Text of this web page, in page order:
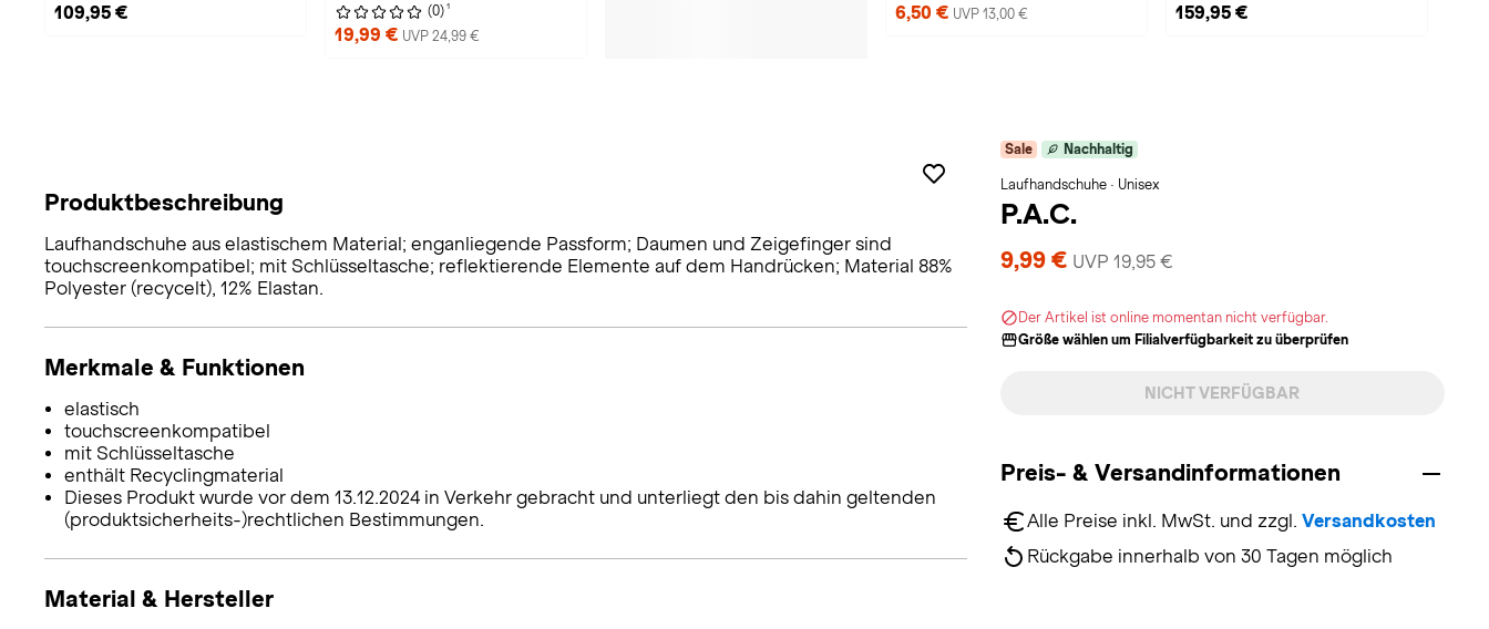
109,95 € (0) 1
19,99 € UVP 24,99 €
6,50 € UVP 13,00 € 159,95 €
Sale Nachhaltig
Laufhandschuhe · Unisex
P.A.C.
9,99 € UVP 19,95 €
Der Artikel ist online momentan nicht verfügbar.
Größe wählen um Filialverfügbarkeit zu überprüfen
NICHT VERFÜGBAR
Preis- & Versandinformationen
Alle Preise inkl. MwSt. und zzgl. Versandkosten
Rückgabe innerhalb von 30 Tagen möglich
Produktbeschreibung
Laufhandschuhe aus elastischem Material; enganliegende Passform; Daumen und Zeigefinger sind
touchscreenkompatibel; mit Schlüsseltasche; reflektierende Elemente auf dem Handrücken; Material 88%
Polyester (recycelt), 12% Elastan.
Merkmale & Funktionen
elastisch
touchscreenkompatibel
mit Schlüsseltasche
enthält Recyclingmaterial
Dieses Produkt wurde vor dem 13.12.2024 in Verkehr gebracht und unterliegt den bis dahin geltenden
(produktsicherheits-)rechtlichen Bestimmungen.
Material & Hersteller